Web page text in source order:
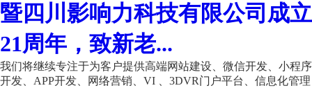
暨四川影响力科技有限公司成立
21周年，致新老...
我们将继续专注于为客户提供高端网站建设、微信开发、小程序
开发、APP开发、网络营销、VI 、3DVR门户平台、信息化管理